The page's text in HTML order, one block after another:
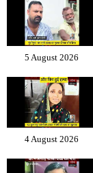
5 August 2026
4 August 2026